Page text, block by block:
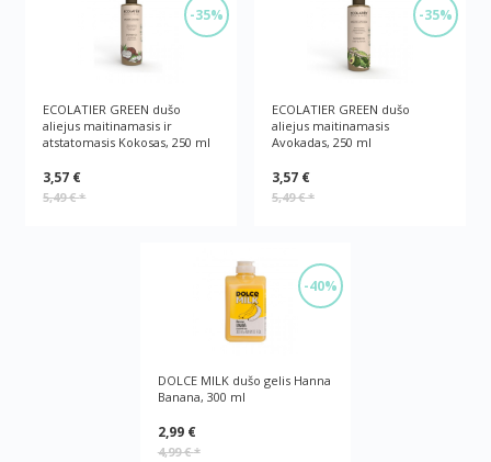
-35%
ECOLATIER GREEN dušo
aliejus maitinamasis ir
atstatomasis Kokosas, 250 ml
3,57 €
5,49 €*
-35%
ECOLATIER GREEN dušo
aliejus maitinamasis
Avokadas, 250 ml
3,57 €
5,49 €*
-40%
DOLCE MILK dušo gelis Hanna
Banana, 300 ml
2,99 €
4,99 €*